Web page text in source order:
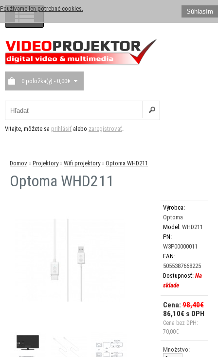
0 položka(y) - 0,00€
Vitajte, môžete sa prihlásiť alebo zaregistrovať.
Súhlasím
Používame len potrebné cookies.
Domov » Projektory» Wifi projektory» Optoma WHD211
Optoma WHD211
Výrobca:
Optoma
Model: WHD211
PN:
W3P00000011
EAN:
5055387668225
Dostupnosť: Na
sklade
Cena: 98,40€
86,10€ s DPH
Cena bez DPH:
70,00€
Množstvo: